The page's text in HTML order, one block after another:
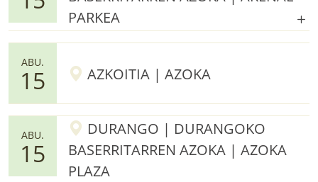
PARKEA
ABU.
15 AZKOITIA | AZOKA
ABU.
15
DURANGO | DURANGOKO
BASERRITARREN AZOKA | AZOKA
PLAZA